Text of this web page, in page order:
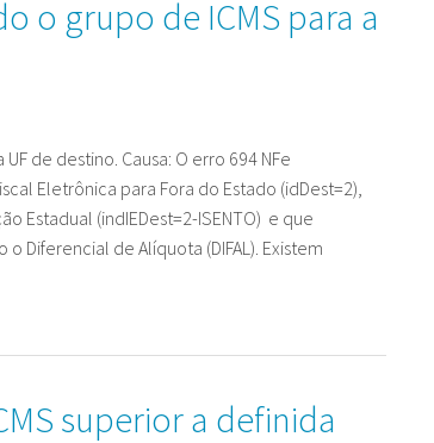
Bancoob Manutenção Plotters
HP Designjet 500
Modelagem de Roupas
Rz CAD Textil
Rz Moldes
Rz DigiFoto
Moldes a Venda
o grupo de ICMS para a
de destino. Causa: O erro 694 NFe
Eletrônica para Fora do Estado (idDest=2),
Estadual (indIEDest=2-ISENTO) e que
Diferencial de Alíquota (DIFAL). Existem
superior a definida